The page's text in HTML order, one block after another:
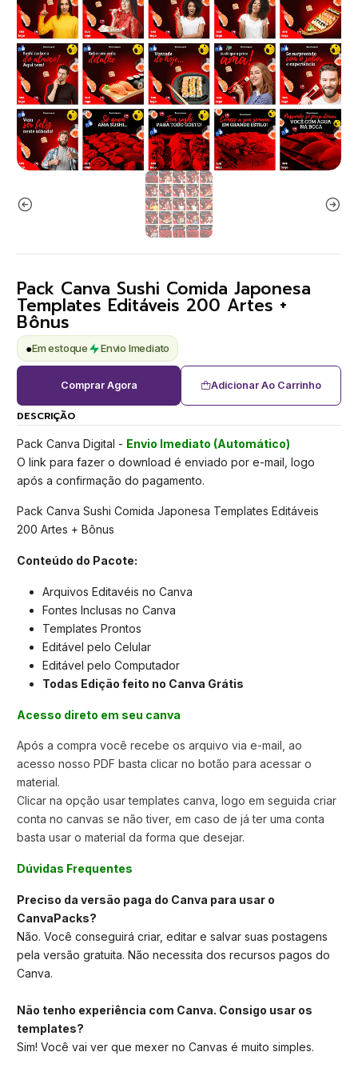
Pack Canva Sushi Comida Japonesa
Templates Editáveis 200 Artes +
Bônus
●Em estoque Envio Imediato
Adicionar Ao Carrinho
Comprar Agora
DESCRIÇÃO
Pack Canva Digital - Envio Imediato (Automático)
O link para fazer o download é enviado por e-mail, logo
após a confirmação do pagamento.
Pack Canva Sushi Comida Japonesa Templates Editáveis
200 Artes + Bônus
Conteúdo do Pacote:
Arquivos Editavéis no Canva
Fontes Inclusas no Canva
Templates Prontos
Editável pelo Celular
Editável pelo Computador
Todas Edição feito no Canva Grátis
Acesso direto em seu canva
Após a compra você recebe os arquivo via e-mail, ao
acesso nosso PDF basta clicar no botão para acessar o
material.
Clicar na opção usar templates canva, logo em seguida criar
conta no canvas se não tiver, em caso de já ter uma conta
basta usar o material da forma que desejar.
Dúvidas Frequentes
Preciso da versão paga do Canva para usar o
CanvaPacks?
Não. Você conseguirá criar, editar e salvar suas postagens
pela versão gratuita. Não necessita dos recursos pagos do
Canva.
Não tenho experiência com Canva. Consigo usar os
templates?
Sim! Você vai ver que mexer no Canvas é muito simples.